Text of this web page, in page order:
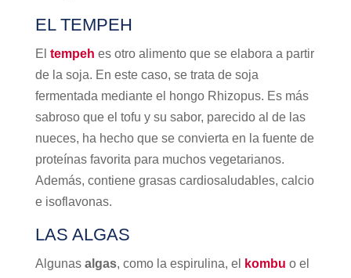
EL TEMPEH
El tempeh es otro alimento que se elabora a partir
de la soja. En este caso, se trata de soja
fermentada mediante el hongo Rhizopus. Es más
sabroso que el tofu y su sabor, parecido al de las
nueces, ha hecho que se convierta en la fuente de
proteínas favorita para muchos vegetarianos.
Además, contiene grasas cardiosaludables, calcio
e isoflavonas.
LAS ALGAS
Algunas algas, como la espirulina, el kombu o el